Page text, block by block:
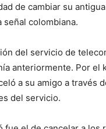
de cambiar su
señal colombiana.
del servicio de
anteriormente. Por el
a su amigo a través
del servicio.